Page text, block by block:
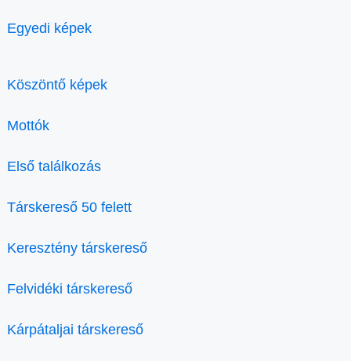
Egyedi képek
Köszöntő képek
Mottók
Első találkozás
Társkereső 50 felett
Keresztény társkereső
Felvidéki társkereső
Kárpátaljai társkereső